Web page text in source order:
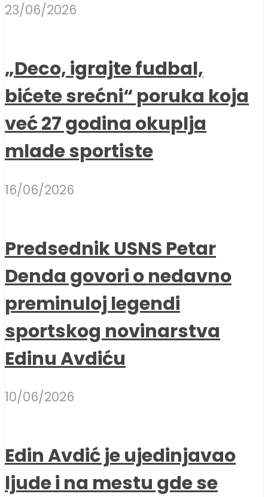
23/06/2026
„Deco, igrajte fudbal,
bićete srećni“ poruka koja
već 27 godina okuplja
mlade sportiste
16/06/2026
Predsednik USNS Petar
Denda govori o nedavno
preminuloj legendi
sportskog novinarstva
Edinu Avdiću
10/06/2026
Edin Avdić je ujedinjavao
ljude i na mestu gde se